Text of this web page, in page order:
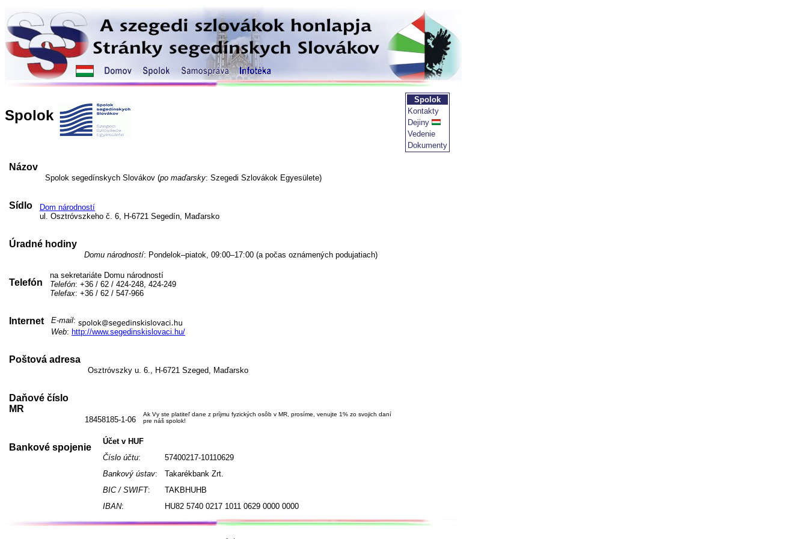
Spolok
Názov
Spolok segedínskych Slovákov (po maďarsky: Szegedi Szlovákok Egyesülete)
Sídlo
Dom národností
ul. Osztróvszkeho č. 6, H-6721 Segedín, Maďarsko
Úradné hodiny
Domu národností: Pondelok–piatok, 09:00–17:00 (a počas oznámených podujatiach)
Telefón
na sekretariáte Domu národností
Telefón: +36 / 62 / 424-248, 424-249
Telefax: +36 / 62 / 547-966
Internet E-mail:
Web: http://www.segedinskislovaci.hu/
Poštová adresa
Osztróvszky u. 6., H-6721 Szeged, Maďarsko
Daňové číslo
MR
18458185-1-06
Ak Vy ste platiteľ dane z príjmu fyzických osôb v MR, prosíme, venujte 1% zo svojich daní
pre náš spolok!
Bankové spojenie
Účet v HUF
Číslo účtu:
57400217-10110629
Bankový ústav:
Takarékbank Zrt.
BIC / SWIFT:
TAKBHUHB
IBAN: HU82 5740 0217 1011 0629 0000 0000
Spolok
Kontakty
Dejiny
Vedenie
Dokumenty